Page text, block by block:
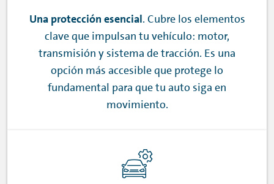
Una protección esencial. Cubre los elementos
clave que impulsan tu vehículo: motor,
transmisión y sistema de tracción. Es una
opción más accesible que protege lo
fundamental para que tu auto siga en
movimiento.